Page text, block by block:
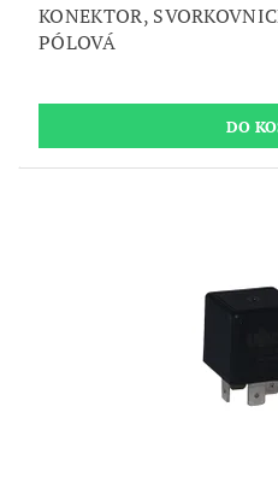
KONEKTOR,
PÓLOVÁ